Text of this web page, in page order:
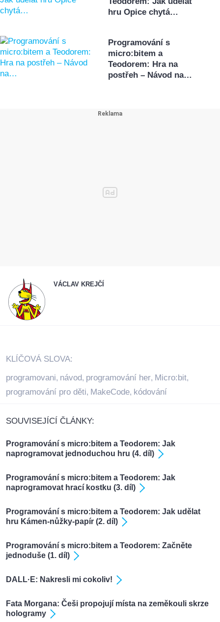
hru Opice chytá…
Programování s
micro:bitem a
Teodorem: Hra na
postřeh – Návod na…
VÁCLAV KREJČÍ
KLÍČOVÁ SLOVA:
programovani, návod, programování her, Micro:bit,
programování pro děti, MakeCode, kódování
SOUVISEJÍCÍ ČLÁNKY:
Programování s micro:bitem a Teodorem: Jak
naprogramovat jednoduchou hru (4. díl)
Programování s micro:bitem a Teodorem: Jak
naprogramovat hrací kostku (3. díl)
Programování s micro:bitem a Teodorem: Jak udělat
hru Kámen-nůžky-papír (2. díl)
Programování s micro:bitem a Teodorem: Začněte
jednoduše (1. díl)
DALL·E: Nakresli mi cokoliv!
Fata Morgana: Češi propojují místa na zeměkouli skrze
hologramy